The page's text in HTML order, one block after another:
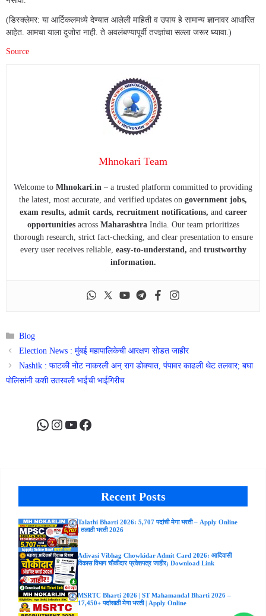
(डिस्क्लेमर: या आर्टिकलमध्ये देण्यात आलेली माहिती व उपाय हे सामान्य ज्ञानावर आधारित
आहेत. आमचा याला दुजोरा नाही. ते अवलंबण्यापूर्वी तज्ज्ञांचा सल्ला जरूर घ्यावा.)
Source
Mhnokari Team
Welcome to Mhnokari.in – a trusted platform committed to providing
the latest, most accurate, and verified updates on government jobs,
exam results, admit cards, recruitment notifications, and career
opportunitiesacross MaharashtraIndia. Our team prioritizes
thorough research, strict fact-checking, and clear presentation to ensure
every user receives reliable, easy-to-understand, and trustworthy
information.
Categories
Blog
Election News : मुंबई महापालिकेची आरक्षण सोडत जाहीर
Nashik : फाटकी नोट नाकरली अन् राग डोक्यात, पंपावर काढली थेट तलवार; बघा
पोलिसांनी कशी उतरवली भाईची भाईगिरीच
WhatsApp
Instagram
YouTube
Facebook
Recent Posts
Talathi Bharti 2026: 5,707 पदांची मेगा भरती – Apply Online
| तलाठी भरती 2026
Adivasi Vibhag Chowkidar Admit Card 2026: आदिवासी
विकास विभाग चौकीदार प्रवेशपत्र जाहीर; Download Link
MSRTC Bharti 2026 | ST Mahamandal Bharti 2026 –
17,450+ पदांसाठी मेगा भरती | Apply Online